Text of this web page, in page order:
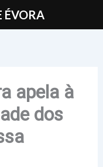
apela à
dos
ÉVORA